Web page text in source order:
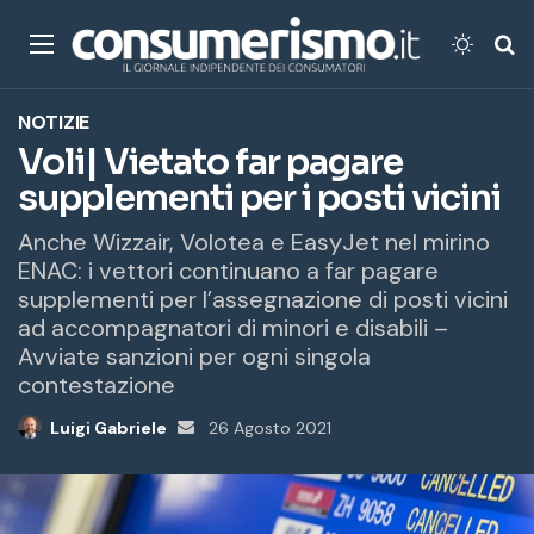
Menu
NOTIZIE
Voli| Vietato far pagare
supplementi per i posti vicini
Anche Wizzair, Volotea e EasyJet nel mirino
ENAC: i vettori continuano a far pagare
supplementi per l’assegnazione di posti vicini
ad accompagnatori di minori e disabili –
Avviate sanzioni per ogni singola
contestazione
Luigi Gabriele
Invia
26 Agosto 2021